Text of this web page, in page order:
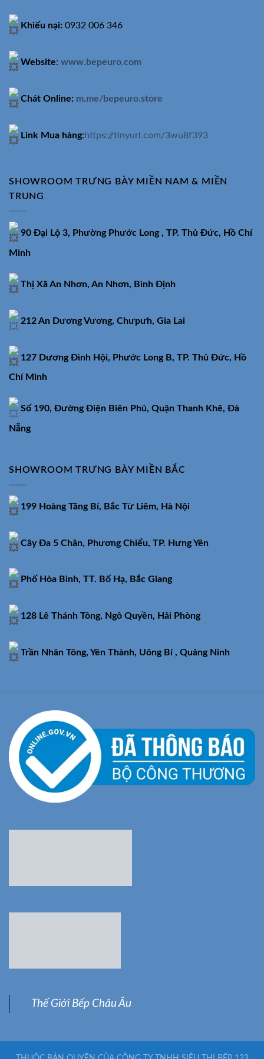
Khiếu nại: 0932 006 346
Website: www.bepeuro.com
Chát Online: m.me/bepeuro.store
Link Mua hàng:https://tinyurl.com/3wu8f393
SHOWROOM TRƯNG BÀY MIỀN NAM & MIỀN
TRUNG
90 Đại Lộ 3, Phường Phước Long , TP. Thủ Đức, Hồ Chí
Minh
Thị Xã An Nhơn, An Nhơn, Bình Định
212 An Dương Vương, Chưpưh, Gia Lai
127 Dương Đình Hội, Phước Long B, TP. Thủ Đức, Hồ
Chí Minh
Số 190, Đường Điện Biên Phủ, Quận Thanh Khê, Đà
Nẵng
SHOWROOM TRƯNG BÀY MIỀN BẮC
199 Hoàng Tăng Bí, Bắc Từ Liêm, Hà Nội
Cây Đa 5 Chân, Phương Chiểu, TP. Hưng Yên
Phố Hòa Bình, TT. Bố Hạ, Bắc Giang
128 Lê Thánh Tông, Ngô Quyền, Hải Phòng
Trần Nhân Tông, Yên Thành, Uông Bí , Quảng Ninh